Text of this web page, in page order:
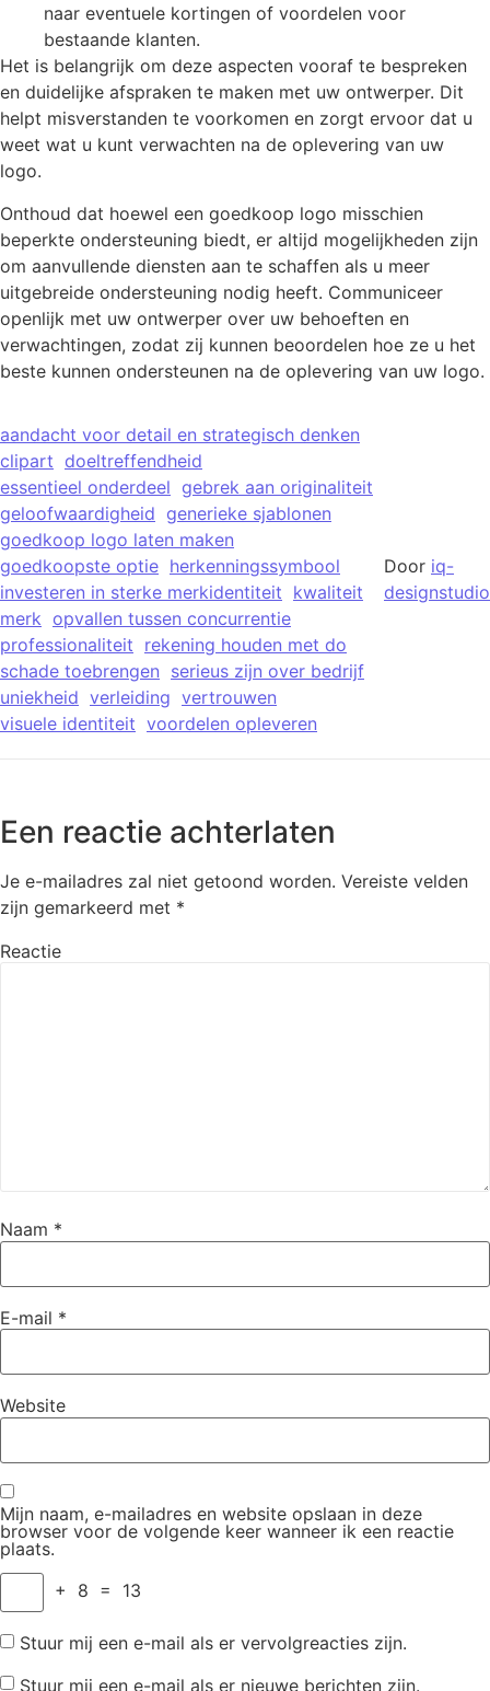
naar eventuele kortingen of voordelen voor
bestaande klanten.
Het is belangrijk om deze aspecten vooraf te bespreken
en duidelijke afspraken te maken met uw ontwerper. Dit
helpt misverstanden te voorkomen en zorgt ervoor dat u
weet wat u kunt verwachten na de oplevering van uw
logo.
Onthoud dat hoewel een goedkoop logo misschien
beperkte ondersteuning biedt, er altijd mogelijkheden zijn
om aanvullende diensten aan te schaffen als u meer
uitgebreide ondersteuning nodig heeft. Communiceer
openlijk met uw ontwerper over uw behoeften en
verwachtingen, zodat zij kunnen beoordelen hoe ze u het
beste kunnen ondersteunen na de oplevering van uw logo.
aandacht voor detail en strategisch denken
clipart doeltreffendheid
essentieel onderdeel gebrek aan originaliteit
geloofwaardigheid generieke sjablonen
goedkoop logo laten maken
goedkoopste optie herkenningssymbool
investeren in sterke merkidentiteit kwaliteit
merk opvallen tussen concurrentie
professionaliteit rekening houden met do
schade toebrengen serieus zijn over bedrijf
uniekheid verleiding vertrouwen
visuele identiteit voordelen opleveren
Door iq-
designstudio
Een reactie achterlaten
Je e-mailadres zal niet getoond worden. Vereiste velden
zijn gemarkeerd met *
Reactie
Naam *
E-mail *
Website
Mijn naam, e-mailadres en website opslaan in deze
browser voor de volgende keer wanneer ik een reactie
plaats.
+
8 = 13
Stuur mij een e-mail als er vervolgreacties zijn.
Stuur mij een e-mail als er nieuwe berichten zijn.